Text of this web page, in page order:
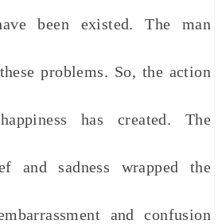
been existed. The man
problems. So, the action
has created. The
and sadness wrapped the
and confusion